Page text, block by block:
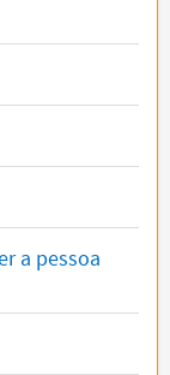
a pessoa